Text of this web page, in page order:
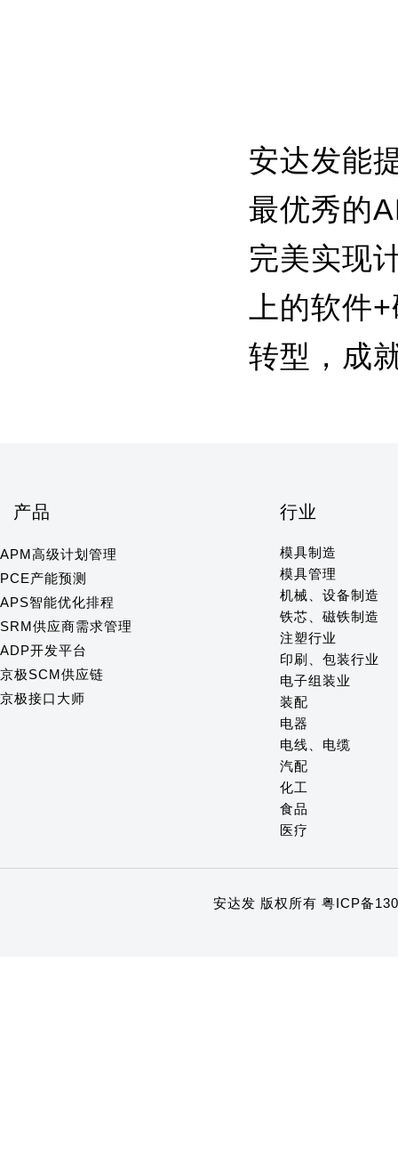
安达发能
最优秀的
完美实现
上的软件
转型，成
产品
APM高级计划管理
PCE产能预测
APS智能优化排程
SRM供应商需求管理
ADP开发平台
京极SCM供应链
京极接口大师
行业
模具制造
模具管理
机械、设备制造
铁芯、磁铁制造
注塑行业
印刷、包装行业
电子组装业
装配
电器
电线、电缆
汽配
化工
食品
医疗
安达发 版权所有 粤ICP备